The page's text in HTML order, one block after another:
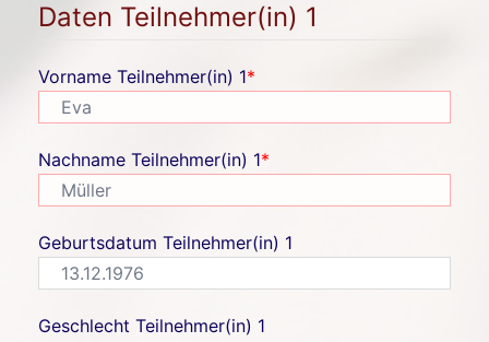
Daten Teilnehmer(in) 1
Vorname Teilnehmer(in) 1*
Nachname Teilnehmer(in) 1*
Geburtsdatum Teilnehmer(in) 1
Geschlecht Teilnehmer(in) 1